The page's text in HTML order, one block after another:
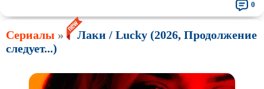
0
Сериалы »
Лаки / Lucky (2026, Продолжение
следует...)